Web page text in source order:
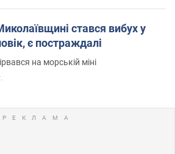
стався вибух у
є постраждалі
на морській міні